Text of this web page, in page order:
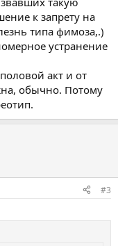
к запрету на
типа фимоза,.)
устранение
акт и от
обычно. Потому
#3